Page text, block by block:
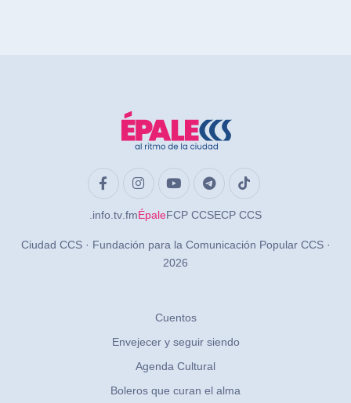
.info .tv .fmÉpaleFCP CCSECP CCS
Ciudad CCS · Fundación para la Comunicación Popular CCS ·
2026
Cuentos
Envejecer y seguir siendo
Agenda Cultural
Boleros que curan el alma